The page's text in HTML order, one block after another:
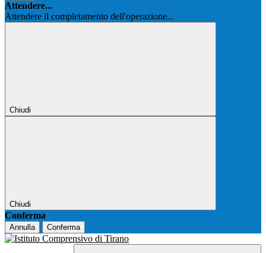
Attendere...
Attendere il completamento dell'operazione...
Chiudi
Chiudi
Conferma
Annulla Conferma